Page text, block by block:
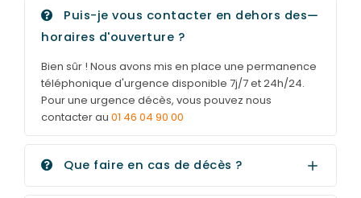
Puis-je vous contacter en dehors des
horaires d'ouverture ?
Bien sûr ! Nous avons mis en place une permanence
téléphonique d'urgence disponible 7j/7 et 24h/24.
Pour une urgence décès, vous pouvez nous
contacter au 01 46 04 90 00
Que faire en cas de décès ?